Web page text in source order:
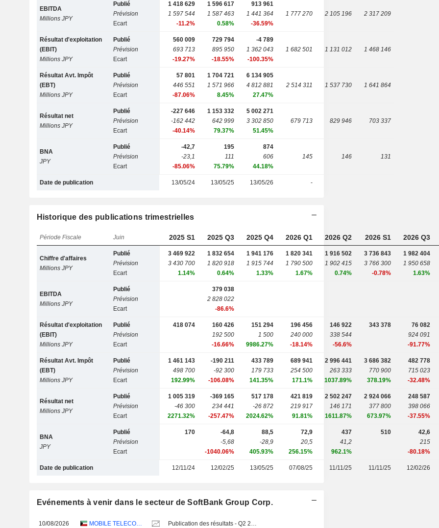
EBITDA
Millions JPY
Publié
Prévision
Ecart
1 418 629
1 597 544
-11.2%
1 596 617
1 587 463
0.58%
913 961
1 441 364
-36.59%
1 777 270 2 105 196 2 317 209
Résultat d'exploitation
(EBIT)
Millions JPY
Publié
Prévision
Ecart
560 009
693 713
-19.27%
729 794
895 950
-18.55%
-4 789
1 362 043
-100.35%
1 682 501 1 131 012 1 468 146
Résultat Avt. Impôt
(EBT)
Millions JPY
Publié
Prévision
Ecart
57 801
446 551
-87.06%
1 704 721
1 571 966
8.45%
6 134 905
4 812 881
27.47%
2 514 311 1 537 730 1 641 864
Résultat net
Millions JPY
Publié
Prévision
Ecart
-227 646
-162 442
-40.14%
1 153 332
642 999
79.37%
5 002 271
3 302 850
51.45%
679 713 829 946 703 337
BNA
JPY
Publié
Prévision
Ecart
-42,7
-23,1
-85.06%
195
111
75.79%
874
606
44.18%
145 146 131
Date de publication 13/05/24 13/05/25 13/05/26 -
Historique des publications trimestrielles
Période Fiscale Juin 2025 S1 2025 Q3 2025 Q4 2026 Q1 2026 Q2 2026 S1 2026 Q3
Chiffre d'affaires
Millions JPY
Publié
Prévision
Ecart
3 469 922
3 430 700
1.14%
1 832 654
1 820 918
0.64%
1 941 176
1 915 744
1.33%
1 820 341
1 790 500
1.67%
1 916 502
1 902 415
0.74%
3 736 843
3 766 300
-0.78%
1 982 404
1 950 658
1.63%
EBITDA
Millions JPY
Publié
Prévision
Ecart
379 038
2 828 022
-86.6%
Résultat d'exploitation
(EBIT)
Millions JPY
Publié
Prévision
Ecart
418 074
160 426
192 500
-16.66%
151 294
1 500
9986.27%
196 456
240 000
-18.14%
146 922
338 544
-56.6%
343 378
76 082
924 091
-91.77%
Résultat Avt. Impôt
(EBT)
Millions JPY
Publié
Prévision
Ecart
1 461 143
498 700
192.99%
-190 211
-92 300
-106.08%
433 789
179 733
141.35%
689 941
254 500
171.1%
2 996 441
263 333
1037.89%
3 686 382
770 900
378.19%
482 778
715 023
-32.48%
Résultat net
Millions JPY
Publié
Prévision
Ecart
1 005 319
-46 300
2271.32%
-369 165
234 441
-257.47%
517 178
-26 872
2024.62%
421 819
219 917
91.81%
2 502 247
146 171
1611.87%
2 924 066
377 800
673.97%
248 587
398 066
-37.55%
BNA
JPY
Publié
Prévision
Ecart
170
-64,8
-5,68
-1040.06%
88,5
-28,9
405.93%
72,9
20,5
256.15%
437
41,2
962.1%
510
42,6
215
-80.18%
Date de publication 12/11/24 12/02/25 13/05/25 07/08/25 11/11/25 11/11/25 12/02/26
Evénements à venir dans le secteur de SoftBank Group Corp.
10/08/2026 MOBILE TELECOMMUNICATIONS COMPANY K.S.C.P. Publication des résultats - Q2 2026